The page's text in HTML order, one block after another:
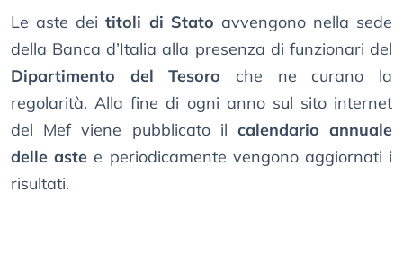
Le aste deititoli di Stato avvengono nella sede
della Banca d’Italia alla presenza di funzionari del
Dipartimento del Tesoro che ne curano la
regolarità. Alla fine di ogni anno sul sito internet
del Mef viene pubblicato il calendario annuale
delle aste e periodicamente vengono aggiornati i
risultati.